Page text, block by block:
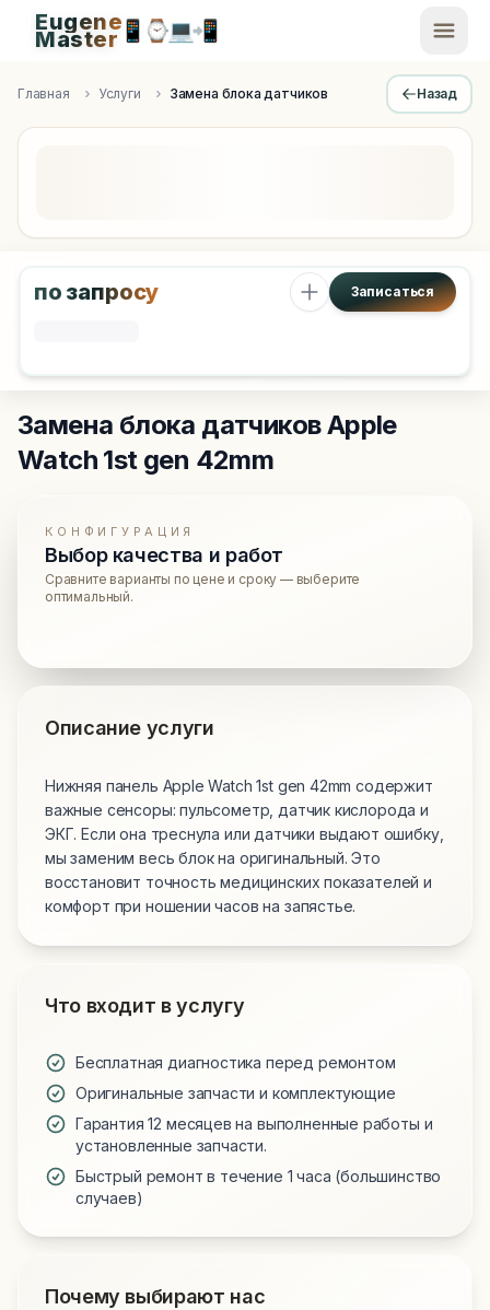
Apple Diagnostics & Engineering Authority in Saint
Eugene
Master📱 ⌚💻📲
Главная Услуги Замена блока датчиков Назад
по запросу Записаться
Замена блока датчиковApple
Watch 1st gen 42mm
КОНФИГУРАЦИЯ
Выбор качества и работ
Сравните варианты по цене и сроку — выберите
оптимальный.
Описание услуги
Нижняя панель Apple Watch 1st gen 42mm содержит
важные сенсоры: пульсометр, датчик кислорода и
ЭКГ. Если она треснула или датчики выдают ошибку,
мы заменим весь блок на оригинальный. Это
восстановит точность медицинских показателей и
комфорт при ношении часов на запястье.
Что входит в услугу
Бесплатная диагностика перед ремонтом
Оригинальные запчасти и комплектующие
Гарантия 12 месяцев на выполненные работы и
установленные запчасти.
Быстрый ремонт в течение 1 часа (большинство
случаев)
Почему выбирают нас